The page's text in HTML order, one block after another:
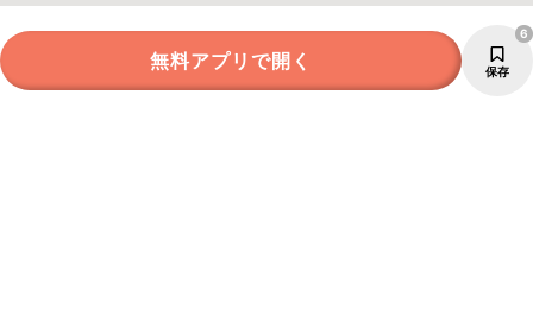
無料アプリで開く 保存
6